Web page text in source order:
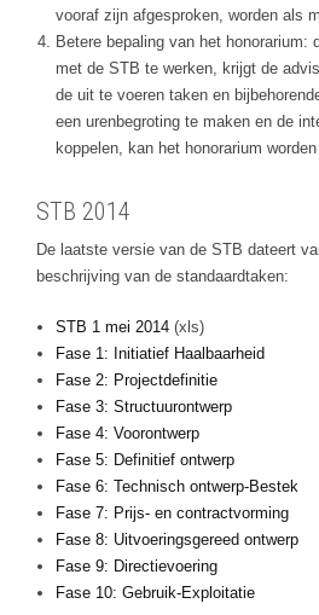
vooraf zijn afgesproken, worden als
Betere bepaling van het honorarium:
met de STB te werken, krijgt de
de uit te voeren taken en
een urenbegroting te maken en de
koppelen, kan het honorarium
STB 2014
De laatste versie van de STB dateert
beschrijving van de standaardtaken:
STB 1 mei 2014 (xls)
Fase 1: Initiatief Haalbaarheid
Fase 2: Projectdefinitie
Fase 3: Structuurontwerp
Fase 4: Voorontwerp
Fase 5: Definitief ontwerp
Fase 6: Technisch ontwerp-Bestek
Fase 7: Prijs- en contractvorming
Fase 8: Uitvoeringsgereed ontwerp
Fase 9: Directievoering
Fase 10: Gebruik-Exploitatie